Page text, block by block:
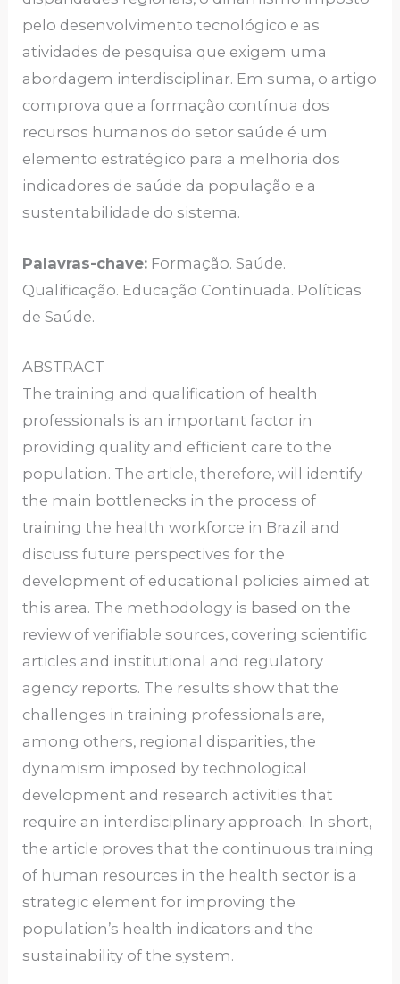
pelo desenvolvimento tecnológico e as
atividades de pesquisa que exigem uma
abordagem interdisciplinar. Em suma, o artigo
comprova que a formação contínua dos
recursos humanos do setor saúde é um
elemento estratégico para a melhoria dos
indicadores de saúde da população e a
sustentabilidade do sistema.
Palavras-chave: Formação. Saúde.
Qualificação. Educação Continuada. Políticas
de Saúde.
ABSTRACT
The training and qualification of health
professionals is an important factor in
providing quality and efficient care to the
population. The article, therefore, will identify
the main bottlenecks in the process of
training the health workforce in Brazil and
discuss future perspectives for the
development of educational policies aimed at
this area. The methodology is based on the
review of verifiable sources, covering scientific
articles and institutional and regulatory
agency reports. The results show that the
challenges in training professionals are,
among others, regional disparities, the
dynamism imposed by technological
development and research activities that
require an interdisciplinary approach. In short,
the article proves that the continuous training
of human resources in the health sector is a
strategic element for improving the
population’s health indicators and the
sustainability of the system.